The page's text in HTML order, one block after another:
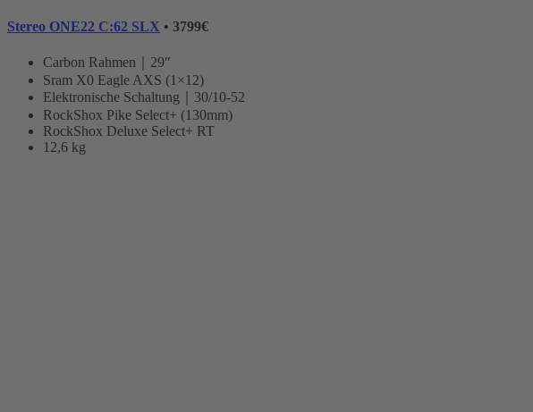
Stereo ONE22 C:62 SLX • 3799€
Carbon Rahmen｜29″
Sram X0 Eagle AXS (1×12)
Elektronische Schaltung｜30/10-52
RockShox Pike Select+ (130mm)
RockShox Deluxe Select+ RT
12,6 kg